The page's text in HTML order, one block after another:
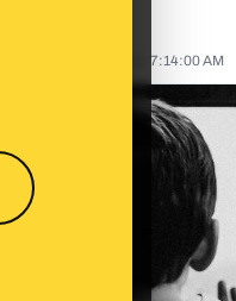
Oct 25, 2021, 7:14:00 AM